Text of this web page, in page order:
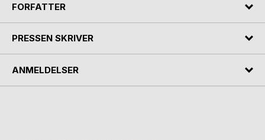
FORFATTER
PRESSEN SKRIVER
ANMELDELSER